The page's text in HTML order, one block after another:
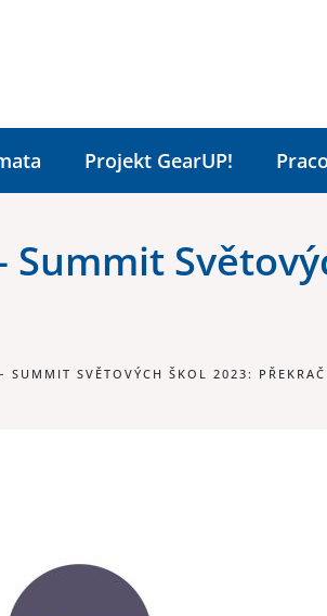
Projekt GearUP!
Summit
SVĚTOVÝCH ŠKOL 2023: